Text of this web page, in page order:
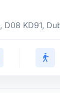
, D08 KD91,